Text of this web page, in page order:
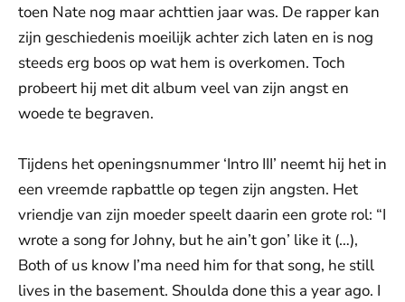
toen Nate nog maar achttien jaar was. De rapper kan
zijn geschiedenis moeilijk achter zich laten en is nog
steeds erg boos op wat hem is overkomen. Toch
probeert hij met dit album veel van zijn angst en
woede te begraven.
Tijdens het openingsnummer ‘Intro III’ neemt hij het in
een vreemde rapbattle op tegen zijn angsten. Het
vriendje van zijn moeder speelt daarin een grote rol: “I
wrote a song for Johny, but he ain’t gon’ like it (…),
Both of us know I’ma need him for that song, he still
lives in the basement. Shoulda done this a year ago. I